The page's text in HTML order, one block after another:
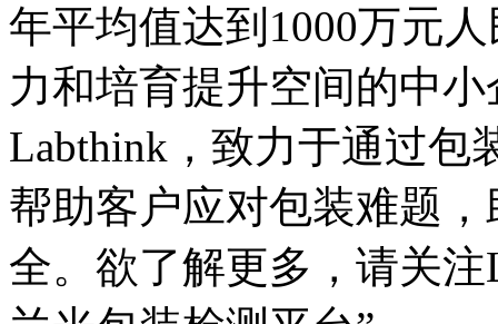
年平均值达到1000万元
力和培育提升空间的中
Labthink，致力于通过包
帮助客户应对包装难题
全。欲了解更多，请关